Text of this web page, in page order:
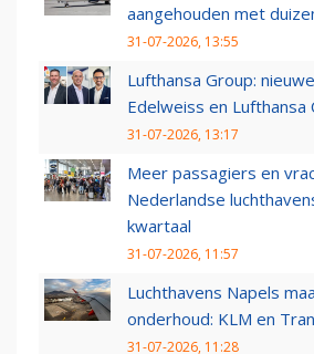
aangehouden met
31-07-2026, 13:55
Lufthansa Group:
Edelweiss en Lufthansa
31-07-2026, 13:17
Meer passagiers en
Nederlandse
kwartaal
31-07-2026, 11:57
Luchthavens Napels
onderhoud: KLM en
31-07-2026, 11:28